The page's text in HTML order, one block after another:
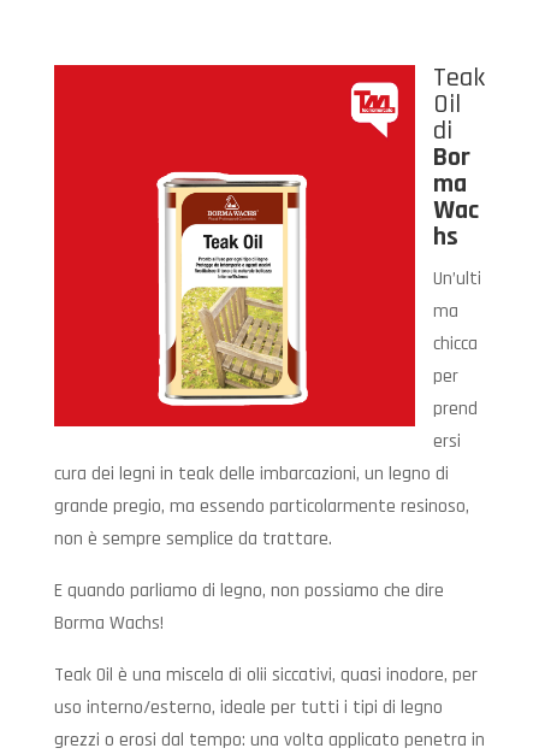
Teak
Oil
di
Bor
ma
Wac
hs
Un’ulti
ma
chicca
per
prend
ersi
cura dei legni in teak delle imbarcazioni, un legno di
grande pregio, ma essendo particolarmente resinoso,
non è sempre semplice da trattare.
E quando parliamo di legno, non possiamo che dire
Borma Wachs!
Teak Oil è una miscela di olii siccativi, quasi inodore, per
uso interno/esterno, ideale per tutti i tipi di legno
grezzi o erosi dal tempo: una volta applicato penetra in